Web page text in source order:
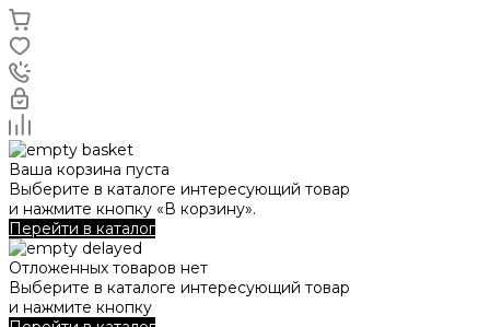
Ваша корзина пуста
Выберите в каталоге интересующий товар
и нажмите кнопку «В корзину».
Перейти в каталог
Отложенных товаров нет
Выберите в каталоге интересующий товар
и нажмите кнопку